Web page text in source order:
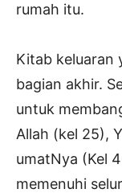
rumah itu.
Kitab keluaran
bagian akhir.
untuk
Allah (kel 25),
umatNya (Kel
memenuhi